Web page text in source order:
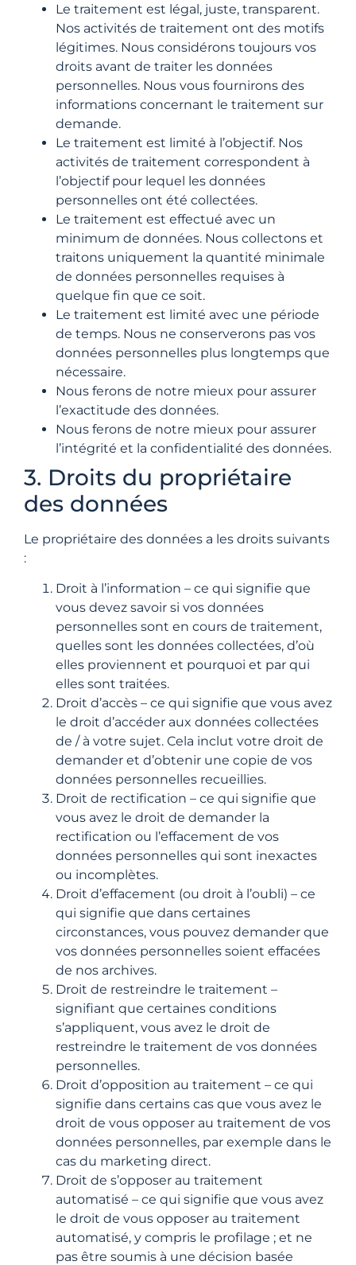
Le traitement est légal, juste, transparent.
Nos activités de traitement ont des motifs
légitimes. Nous considérons toujours vos
droits avant de traiter les données
personnelles. Nous vous fournirons des
informations concernant le traitement sur
demande.
Le traitement est limité à l’objectif. Nos
activités de traitement correspondent à
l’objectif pour lequel les données
personnelles ont été collectées.
Le traitement est effectué avec un
minimum de données. Nous collectons et
traitons uniquement la quantité minimale
de données personnelles requises à
quelque fin que ce soit.
Le traitement est limité avec une période
de temps. Nous ne conserverons pas vos
données personnelles plus longtemps que
nécessaire.
Nous ferons de notre mieux pour assurer
l’exactitude des données.
Nous ferons de notre mieux pour assurer
l’intégrité et la confidentialité des données.
3. Droits du propriétaire
des données
Le propriétaire des données a les droits suivants
:
Droit à l’information – ce qui signifie que
vous devez savoir si vos données
personnelles sont en cours de traitement,
quelles sont les données collectées, d’où
elles proviennent et pourquoi et par qui
elles sont traitées.
Droit d’accès – ce qui signifie que vous avez
le droit d’accéder aux données collectées
de / à votre sujet. Cela inclut votre droit de
demander et d’obtenir une copie de vos
données personnelles recueillies.
Droit de rectification – ce qui signifie que
vous avez le droit de demander la
rectification ou l’effacement de vos
données personnelles qui sont inexactes
ou incomplètes.
Droit d’effacement (ou droit à l’oubli) – ce
qui signifie que dans certaines
circonstances, vous pouvez demander que
vos données personnelles soient effacées
de nos archives.
Droit de restreindre le traitement –
signifiant que certaines conditions
s’appliquent, vous avez le droit de
restreindre le traitement de vos données
personnelles.
Droit d’opposition au traitement – ce qui
signifie dans certains cas que vous avez le
droit de vous opposer au traitement de vos
données personnelles, par exemple dans le
cas du marketing direct.
Droit de s’opposer au traitement
automatisé – ce qui signifie que vous avez
le droit de vous opposer au traitement
automatisé, y compris le profilage ; et ne
pas être soumis à une décision basée